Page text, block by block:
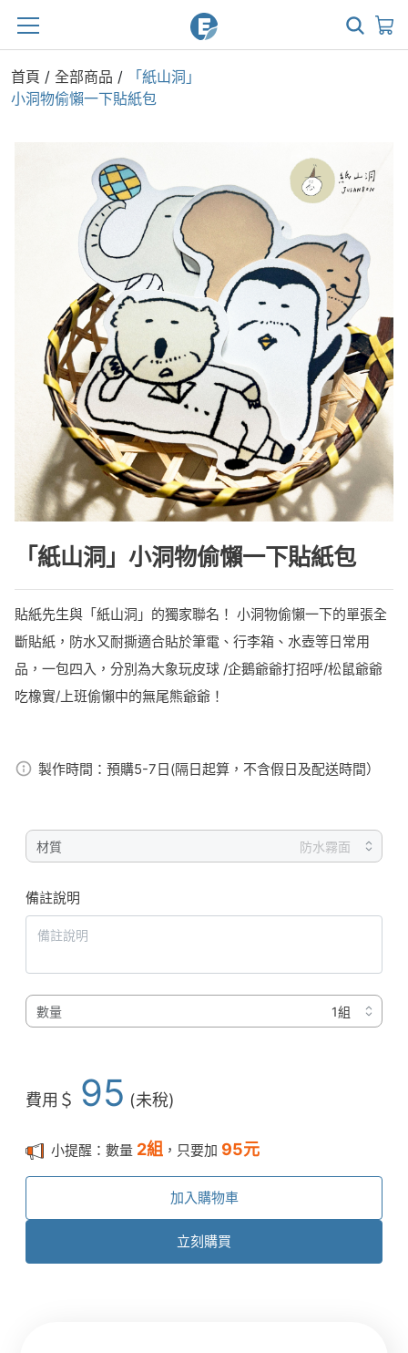
首頁 / 全部商品 /
「紙山洞」
小洞物偷懶一下貼紙包
「紙山洞」小洞物偷懶一下貼紙包
貼紙先生與「紙山洞」的獨家聯名！ 小洞物偷懶一下的單張全
斷貼紙，防水又耐撕適合貼於筆電、行李箱、水壺等日常用
品，一包四入，分別為大象玩皮球 /企鵝爺爺打招呼/松鼠爺爺
吃橡實/上班偷懶中的無尾熊爺爺！
製作時間： 預購5-7日(隔日起算，不含假日及配送時間）
材質
備註說明
數量
費用＄ 95 (未稅)
小提醒：數量 2組 ，只要加 95元
加入購物車
立刻購買